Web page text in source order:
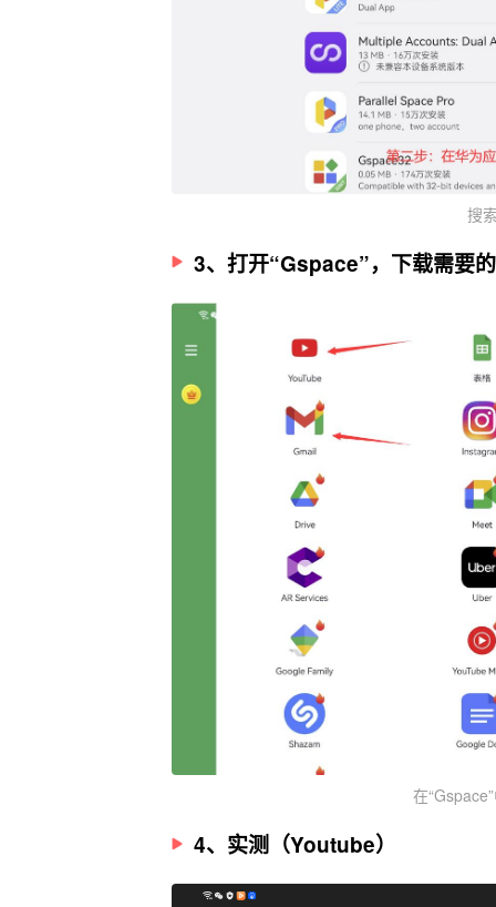
搜
3、打开“Gspace”，下载需要
在
4、实测（Youtube）